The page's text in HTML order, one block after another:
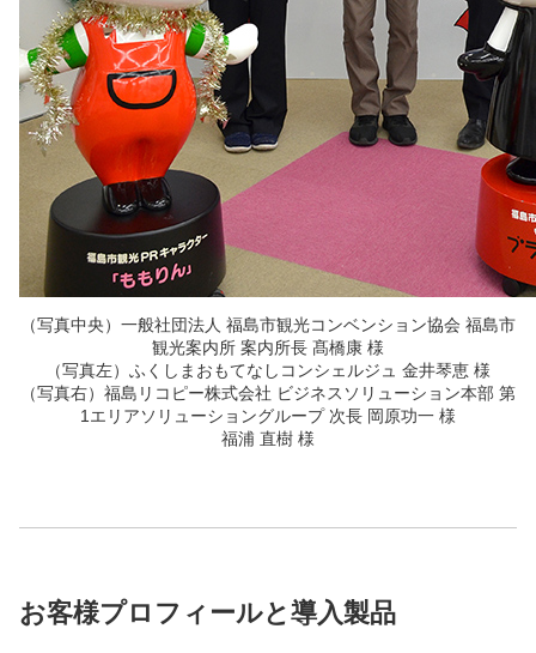
（写真中央）一般社団法人 福島市観光コンベンション協会 福島市
観光案内所 案内所長 髙橋康 様
（写真左）ふくしまおもてなしコンシェルジュ 金井琴恵 様
（写真右）福島リコピー株式会社 ビジネスソリューション本部 第
1エリアソリューショングループ 次長 岡原功一 様
福浦 直樹 様
お客様プロフィールと導入製品